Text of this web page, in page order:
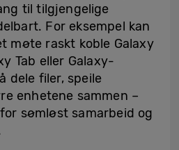
til tilgjengelige
For eksempel kan
møte raskt koble Galaxy
Tab eller Galaxy-
dele filer, speile
enhetene sammen –
sømløst samarbeid og